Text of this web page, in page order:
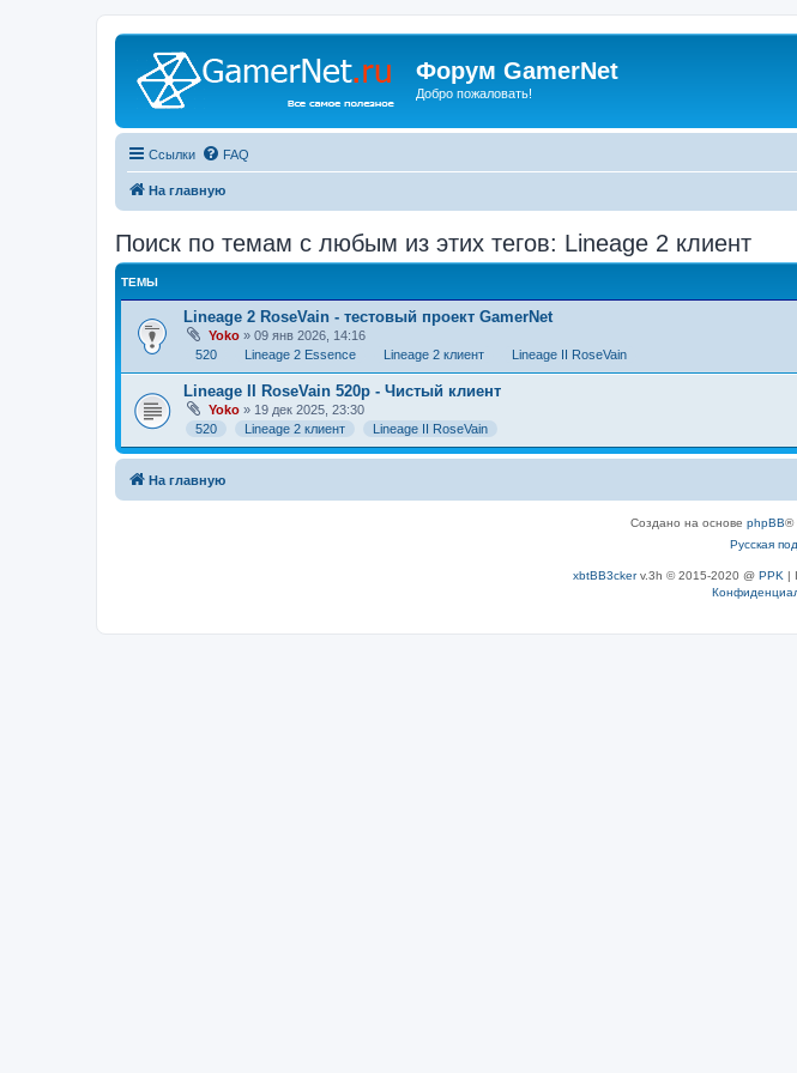
Форум GamerNet
Добро пожаловать!
Ссылки FAQ
На главную
Поиск по темам с любым из этих тегов: Lineage 2 клиент
ТЕМЫ
Lineage 2 RoseVain - тестовый проект GamerNet
Yoko » 09 янв 2026, 14:16
520
Lineage 2 Essence Lineage 2 клиент Lineage II RoseVain
Lineage II RoseVain 520p - Чистый клиент
Yoko » 19 дек 2025, 23:30
520
Lineage 2 клиент Lineage II RoseVain
На главную
Создано на основе phpBB®
Русская
xbtBB3ckerv.3h © 2015-2020 @ PPK |